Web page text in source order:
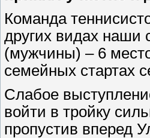
Команда
других видах наши
(мужчины) – 6
семейных стартах
Слабое
войти в тройку
пропустив вперед